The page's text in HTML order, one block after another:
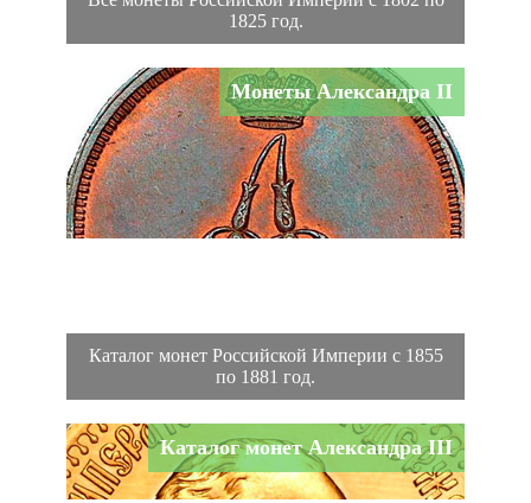
1825 год.
Монеты Александра II
Каталог монет Российской Империи с 1855
по 1881 год.
Каталог монет Александра III